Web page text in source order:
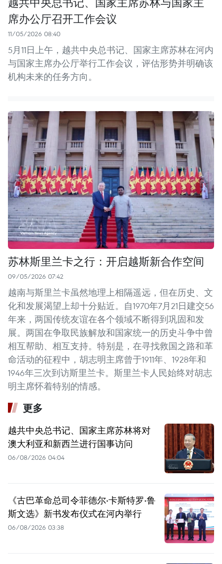
席办公厅召开工作会议
11/05/2026 08:40
5月11日上午，越共中央总书记、国家主席苏林在河内
与国家主席办公厅举行工作会议，评估形势并明确该
机构未来的任务方向。
苏林斯里兰卡之行：开启越斯新合作空间
09/05/2026 07:42
越南与斯里兰卡虽然地理上相隔遥远，但在历史、文
化和发展渴望上却十分贴近。自1970年7月21日建交56
年来，两国传统友谊在各个领域不断得到巩固和发
展。两国在争取民族解放和国家统一的历史斗争中曾
相互帮助、相互支持。特别是，在寻找救国之路和革
命活动的征程中，胡志明主席曾于1911年、1928年和
1946年三次到访斯里兰卡。斯里兰卡人民始终对胡志
明主席怀着特别的情感。
更多
越共中央总书记、国家主席苏林将对
澳大利亚和新西兰进行国事访问
06/08/2026 04:04
《古巴革命总司令菲德尔·卡斯特罗·鲁
斯文选》新书发布仪式在河内举行
06/08/2026 03:38